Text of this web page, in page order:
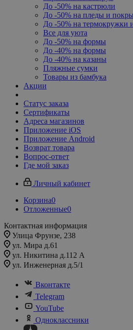
До -50% на кастрюли
До -50% на пледы и
До -50% на термокружки
Все для уюта
До -50% на формы
До -40% на формы
До -40% на казаны
Пляжные сумки
Товары из бамбука
Акции
Статус заказа
Сертификаты
Адреса магазинов
Приложение iOS
Приложение Android
Возврат товара
Вопрос-ответ
Где мой заказ
Личный кабинет
Корзина0
Отложенные0
Контактная информация
Улица Фрунзе, 238​
ул. Мира д.61
ул. Никитина д.112 А
ул. Инженерная д.5/1
Вконтакте
Telegram
YouTube
Одноклассники